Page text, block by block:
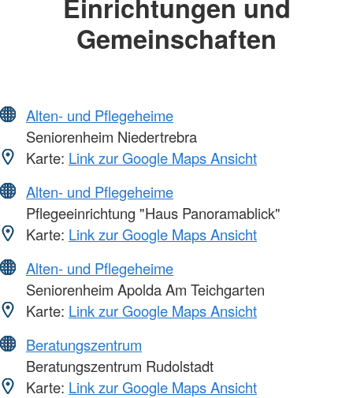
Einrichtungen und
Gemeinschaften
Alten- und Pflegeheime
Seniorenheim Niedertrebra
Karte: Link zur Google Maps Ansicht
Alten- und Pflegeheime
Pflegeeinrichtung "Haus Panoramablick"
Karte: Link zur Google Maps Ansicht
Alten- und Pflegeheime
Seniorenheim Apolda Am Teichgarten
Karte: Link zur Google Maps Ansicht
Beratungszentrum
Beratungszentrum Rudolstadt
Karte: Link zur Google Maps Ansicht